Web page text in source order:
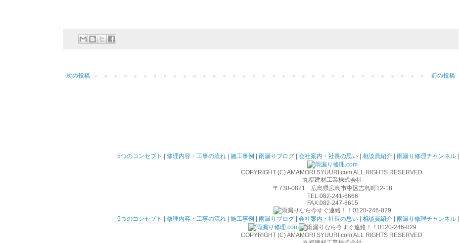
次の投稿 前の投稿
5つのコンセプト | 修理内容・工事の流れ| 施工事例 | 雨漏りブログ| 会社案内・社長の思い| 相談員紹介| 雨漏り修理チャンネル|
COPYRIGHT (C) AMAMORI SYUURI.com ALL RIGHTS RESERVED.
丸福建材工業株式会社
〒730-0821 広島県広島市中区吉島町12-18
TEL:082-241-6666
FAX:082-247-8615
5つのコンセプト | 修理内容・工事の流れ| 施工事例 | 雨漏りブログ| 会社案内・社長の思い| 相談員紹介| 雨漏り修理チャンネル|
COPYRIGHT (C) AMAMORI SYUURI.com ALL RIGHTS RESERVED.